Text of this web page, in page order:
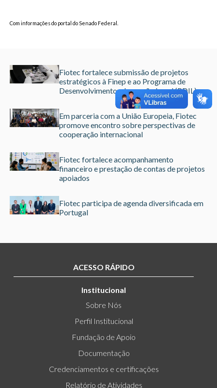
Com informações do portal do Senado Federal.
Fiotec fortalece submissão de projetos
estratégicos à Finep e ao Programa de
Desenvolvimento e Inovação Local (PDIL)
Em parceria com a União Europeia, Fiotec
promove encontro sobre perspectivas de
cooperação internacional
Fiotec fortalece acompanhamento
financeiro e prestação de contas de projetos
apoiados
Fiotec participa de agenda diversificada em
Portugal
ACESSO RÁPIDO
Institucional
Sobre Nós
Perfil Institucional
Fundação de Apoio
Documentação
Credenciamentos e certificações
Relatório de Atividades